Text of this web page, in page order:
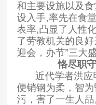
和主要设施以及
设入手,率先在食
表率,凸显了人性
了劳教机关的良好
迎会，办节”三大
恪尽职守
近代学者洪应
便销钢为柔，智
污，害了一生人